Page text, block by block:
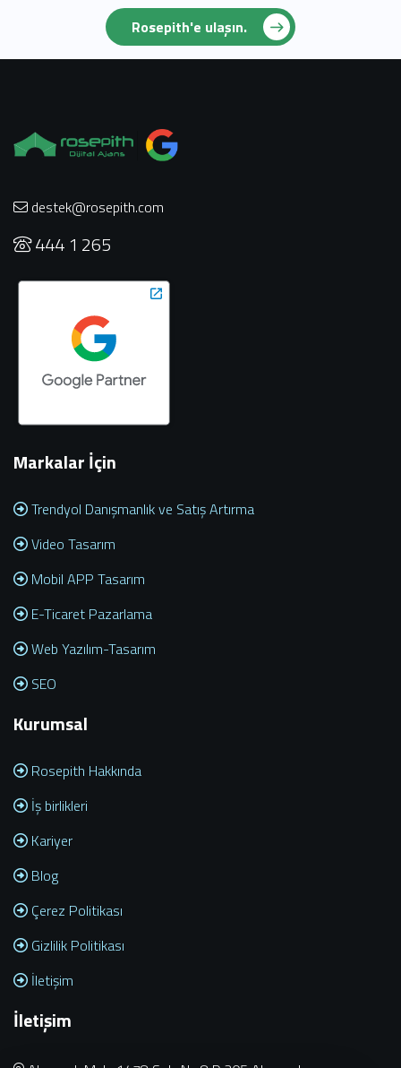
Rosepith'e ulaşın.
destek@rosepith.com
444 1 265
Markalar İçin
Trendyol Danışmanlık ve Satış Artırma
Video Tasarım
Mobil APP Tasarım
E-Ticaret Pazarlama
Web Yazılım-Tasarım
SEO
Kurumsal
Rosepith Hakkında
İş birlikleri
Kariyer
Blog
Çerez Politikası
Gizlilik Politikası
İletişim
İletişim